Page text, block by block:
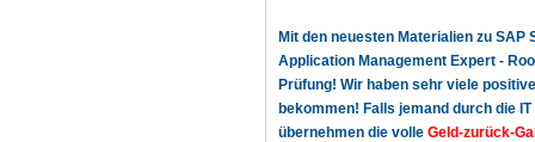
Mit den neuesten Materialien zu
Application Management Expert -
Prüfung! Wir haben sehr viele
bekommen! Falls jemand durch die
übernehmen die volle Geld-zurück-